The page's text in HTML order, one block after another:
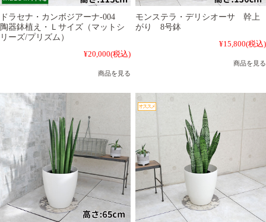
ドラセナ・カンボジアーナ-004
陶器鉢植え・Ｌサイズ（マットシ
リーズ/プリズム）
¥20,000(税込)
商品を見る
モンステラ・デリシオーサ 幹上
がり 8号鉢
¥15,800(税込)
商品を見る